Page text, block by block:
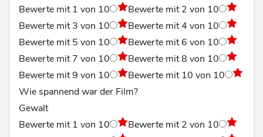
Bewerte mit 1 von 10
Bewerte mit 2 von 10
Bewerte mit 3 von 10
Bewerte mit 4 von 10
Bewerte mit 5 von 10
Bewerte mit 6 von 10
Bewerte mit 7 von 10
Bewerte mit 8 von 10
Bewerte mit 9 von 10
Bewerte mit 10 von 10
Wie spannend war der Film?
Gewalt
Bewerte mit 1 von 10
Bewerte mit 2 von 10